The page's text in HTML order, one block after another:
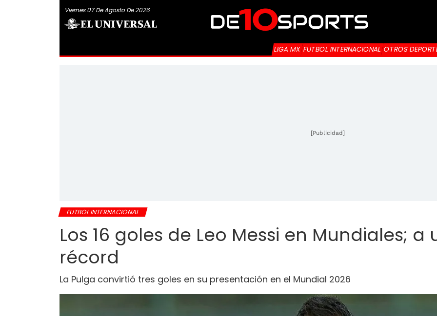
Viernes 07 De Agosto De 2026
LIGA MX FUTBOL INTERNACIONAL OTROS
[Publicidad]
FUTBOL INTERNACIONAL
Los 16 goles de Leo Messi en Mundiales;
récord
La Pulga convirtió tres goles en su presentación en el Mundial 2026